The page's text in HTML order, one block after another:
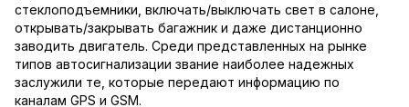
стеклоподъемники, включать/выключать свет в салоне,
открывать/закрывать багажник и даже дистанционно
заводить двигатель. Среди представленных на рынке
типов автосигнализации звание наиболее надежных
заслужили те, которые передают информацию по
каналам GPS и GSM.